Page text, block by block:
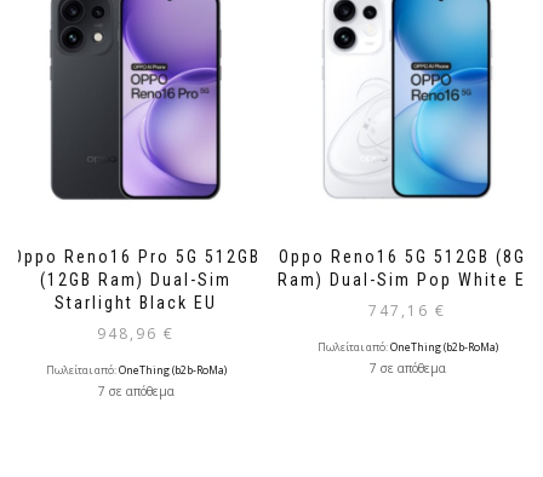
Oppo Reno16 Pro 5G 512GB
(12GB Ram) Dual-Sim
Starlight Black EU
948,96 €
Πωλείται από:OneThing (b2b-RoMa)
7 σε απόθεμα
Oppo Reno16 5G 512GB (8GB
Ram) Dual-Sim Pop White EU
747,16 €
Πωλείται από:OneThing (b2b-RoMa)
7 σε απόθεμα